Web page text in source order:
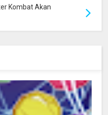
Kombat Akan